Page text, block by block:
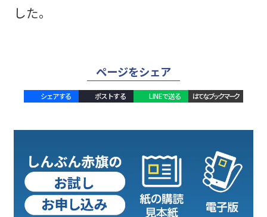
した。
ページをシェア
シェアする ポストする LINEで送る はてなブックマーク